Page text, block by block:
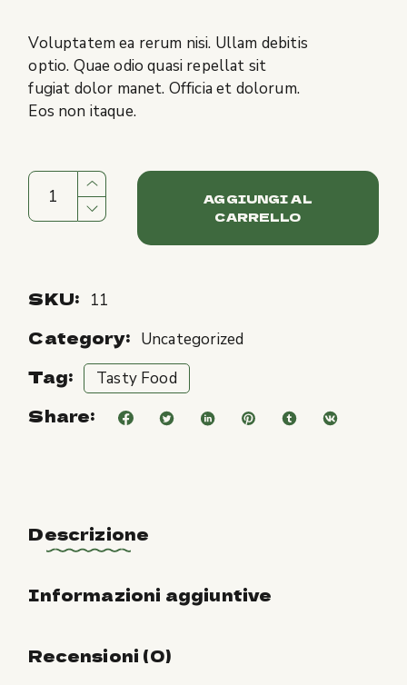
Voluptatem ea rerum nisi. Ullam debitis
optio. Quae odio quasi repellat sit
fugiat dolor manet. Officia et dolorum.
Eos non itaque.
AGGIUNGI AL
CARRELLO
SKU: 11
Category: Uncategorized
Tag: Tasty Food
Share:
Descrizione
Informazioni aggiuntive
Recensioni (0)